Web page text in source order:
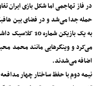
در فاز تهاجمی اما شکل بازی
حمله جدا می‌شد و در فضای بین
به یک بازیکن
می‌کرد و وینگرهایی مانند محمد
اضافه می‌شدند.
نیمه دوم با حفظ ساختار چهار